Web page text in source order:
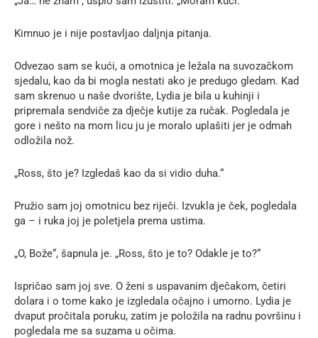
Kimnuo je i nije postavljao daljnja pitanja.
Odvezao sam se kući, a omotnica je ležala na suvozačkom
sjedalu, kao da bi mogla nestati ako je predugo gledam. Kad
sam skrenuo u naše dvorište, Lydia je bila u kuhinji i
pripremala sendviče za dječje kutije za ručak. Pogledala je
gore i nešto na mom licu ju je moralo uplašiti jer je odmah
odložila nož.
„Ross, što je? Izgledaš kao da si vidio duha.“
Pružio sam joj omotnicu bez riječi. Izvukla je ček, pogledala
ga – i ruka joj je poletjela prema ustima.
„O, Bože“, šapnula je. „Ross, što je to? Odakle je to?“
Ispričao sam joj sve. O ženi s uspavanim dječakom, četiri
dolara i o tome kako je izgledala očajno i umorno. Lydia je
dvaput pročitala poruku, zatim je položila na radnu površinu i
pogledala me sa suzama u očima.